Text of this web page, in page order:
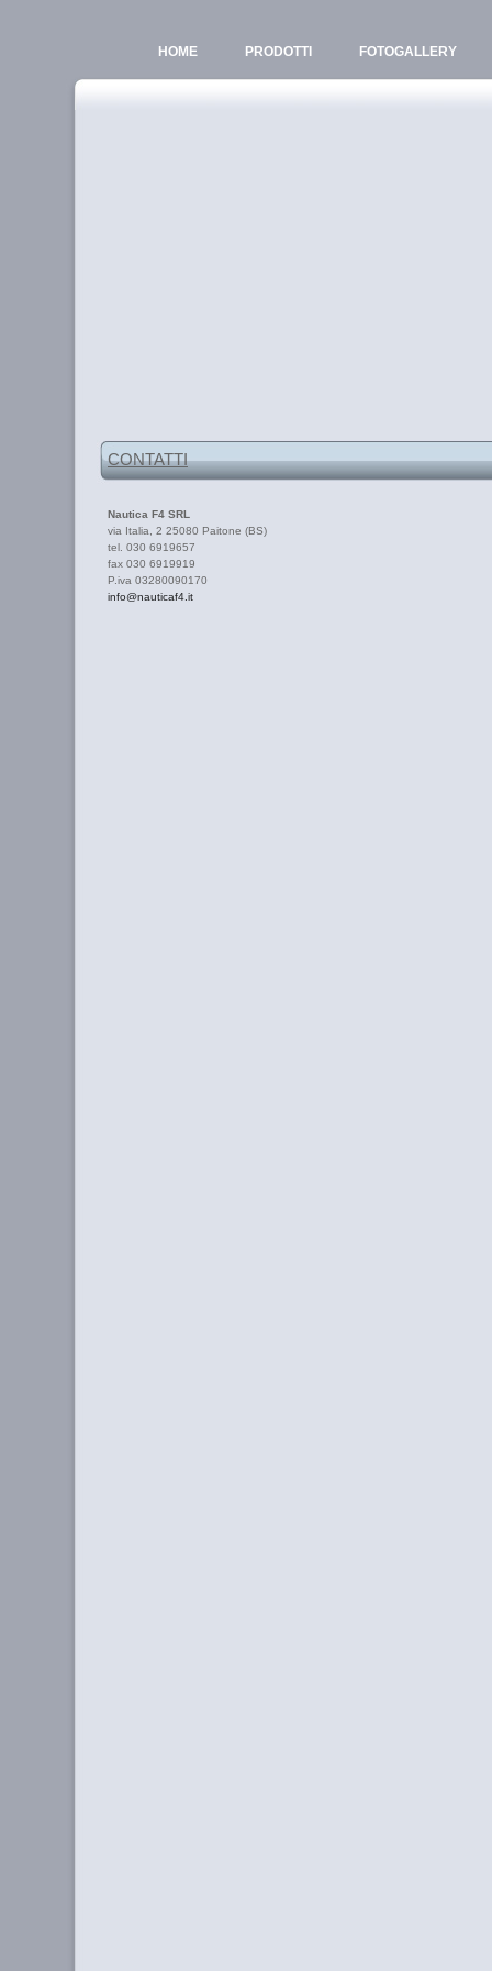
HOME PRODOTTI FOTOGALLERY
CONTATTI
Nautica F4 SRL
via Italia, 2 25080 Paitone (BS)
tel. 030 6919657
fax 030 6919919
P.iva 03280090170
info@nauticaf4.it